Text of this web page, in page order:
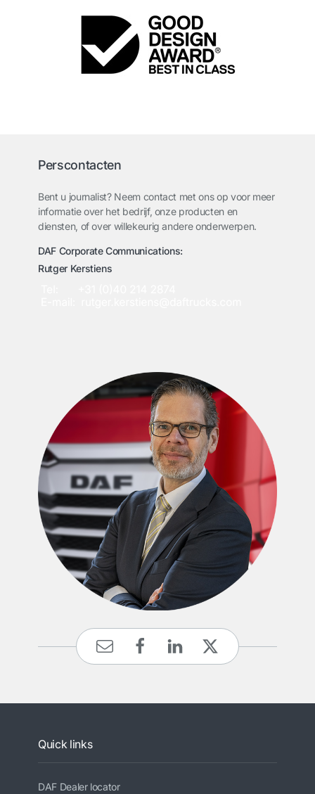
Perscontacten
Bent u journalist? Neem contact met ons op voor meer
informatie over het bedrijf, onze producten en
diensten, of over willekeurig andere onderwerpen.
DAF Corporate Communications:
Rutger Kerstiens
Quick links
DAF Dealer locator